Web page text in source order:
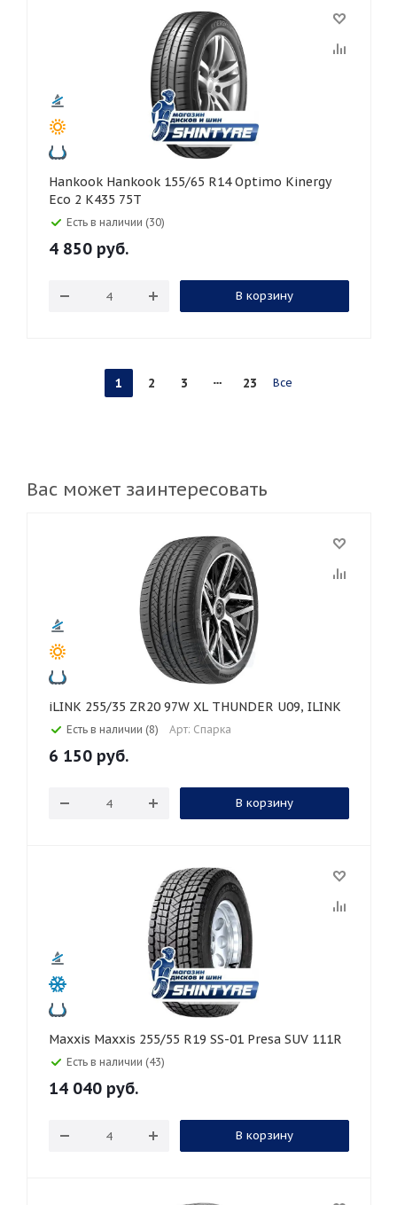
Hankook Hankook 155/65 R14 Optimo Kinergy
Eco 2 K435 75T
Есть в наличии (30)
4 850 руб.
В корзину
1 2 3 23 Все
Вас может заинтересовать
iLINK 255/35 ZR20 97W XL THUNDER U09, ILINK
Есть в наличии (8) Арт: Спарка
6 150 руб.
В корзину
Maxxis Maxxis 255/55 R19 SS-01 Presa SUV 111R
Есть в наличии (43)
14 040 руб.
В корзину